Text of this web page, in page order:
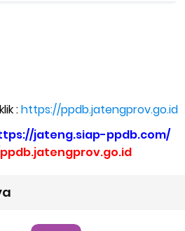
:https://ppdb.jatengprov.go.id
jateng.siap-ppdb.com/